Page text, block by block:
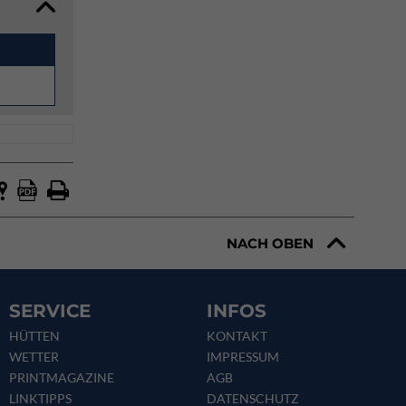
NACH OBEN
SERVICE
HÜTTEN
WETTER
PRINTMAGAZINE
LINKTIPPS
INFOS
KONTAKT
IMPRESSUM
AGB
DATENSCHUTZ